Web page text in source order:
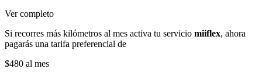
Ver completo
Si recorres más kilómetros al mes activa tu servicio miiflex, ahora
pagarás una tarifa preferencial de
$480 al mes